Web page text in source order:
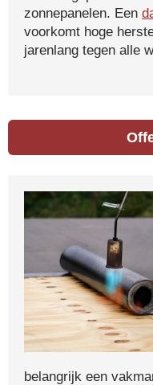
zonnepanelen. Een
voorkomt hoge
jarenlang tegen alle
belangrijk een